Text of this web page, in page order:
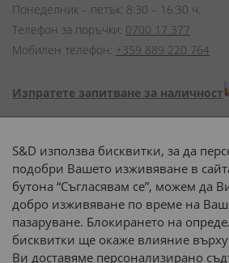
Понеделник – петък: 8:30 – 16:30 ч.
Телефон за поръчки: 0700 17 377
Мобилен телефон: +359 889 220 764
Изпратете запитване за наличност
Начини на
Доставка до адрес
S&D използва бисквитки, за да
подобри Вашето изживяване в
бутона “Съгласявам се”, можем да
добро изживяване по време на
пазаруване. Блокирането на
бисквитки ще окаже влияние
Ви доставяме персонализирано